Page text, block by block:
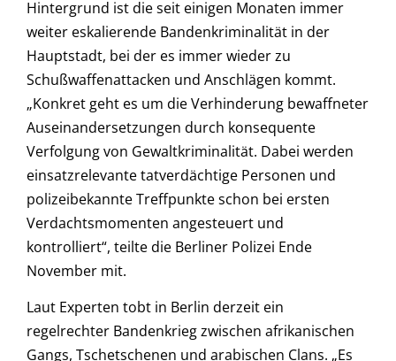
Hintergrund ist die seit einigen Monaten immer
weiter eskalierende Bandenkriminalität in der
Hauptstadt, bei der es immer wieder zu
Schußwaffenattacken und Anschlägen kommt.
„Konkret geht es um die Verhinderung bewaffneter
Auseinandersetzungen durch konsequente
Verfolgung von Gewaltkriminalität. Dabei werden
einsatzrelevante tatverdächtige Personen und
polizeibekannte Treffpunkte schon bei ersten
Verdachtsmomenten angesteuert und
kontrolliert“, teilte die Berliner Polizei Ende
November mit.
Laut Experten tobt in Berlin derzeit ein
regelrechter Bandenkrieg zwischen afrikanischen
Gangs, Tschetschenen und arabischen Clans. „Es